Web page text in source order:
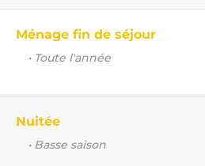
Ménage fin de séjour
• Toute l'année
Nuitée
• Basse saison